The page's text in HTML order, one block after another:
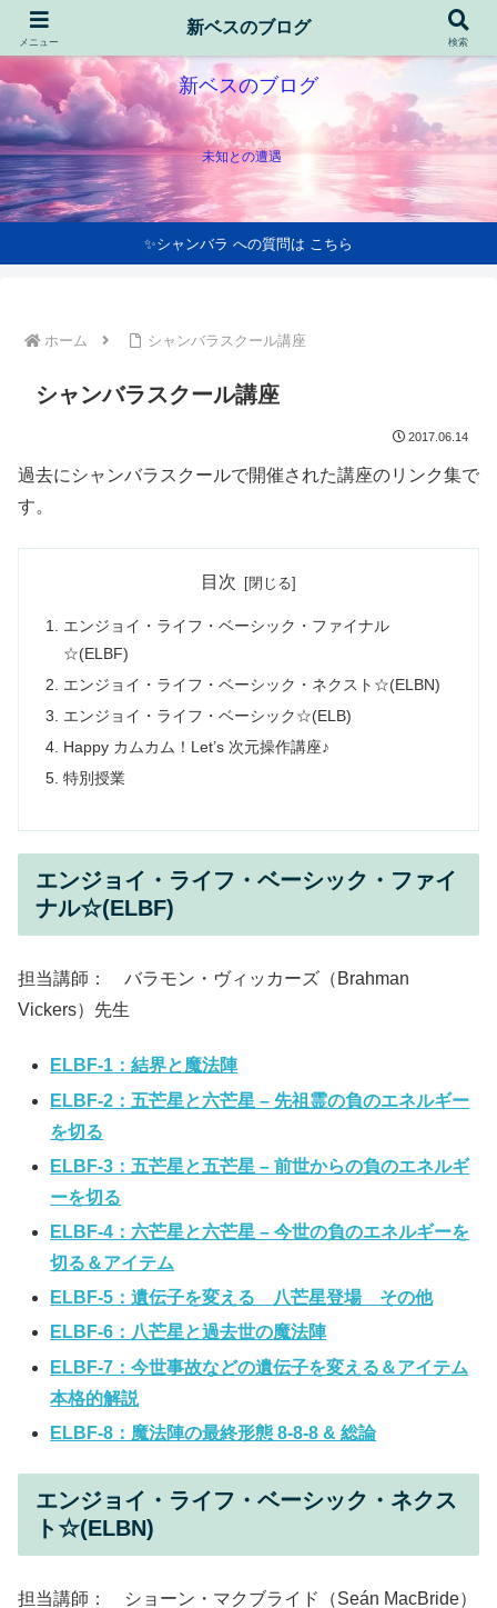
新ベスのブログ
未知との遭遇
✨シャンバラ への質問は こちら
ホーム シャンバラスクール講座
シャンバラスクール講座
2017.06.14
過去にシャンバラスクールで開催された講座のリンク集で
す。
目次
エンジョイ・ライフ・ベーシック・ファイナル
☆(ELBF)
エンジョイ・ライフ・ベーシック・ネクスト☆(ELBN)
エンジョイ・ライフ・ベーシック☆(ELB)
Happy カムカム！Let’s 次元操作講座♪
特別授業
エンジョイ・ライフ・ベーシック・ファイ
ナル☆(ELBF)
担当講師： バラモン・ヴィッカーズ（Brahman
Vickers）先生
ELBF-1：結界と魔法陣
ELBF-2：五芒星と六芒星 – 先祖霊の負のエネルギー
を切る
ELBF-3：五芒星と五芒星 – 前世からの負のエネルギ
ーを切る
ELBF-4：六芒星と六芒星 – 今世の負のエネルギーを
切る＆アイテム
ELBF-5：遺伝子を変える 八芒星登場 その他
ELBF-6：八芒星と過去世の魔法陣
ELBF-7：今世事故などの遺伝子を変える＆アイテム
本格的解説
ELBF-8：魔法陣の最終形態 8-8-8 & 総論
エンジョイ・ライフ・ベーシック・ネクス
ト☆(ELBN)
担当講師： ショーン・マクブライド（Seán MacBride）
メニュー
新ベスのブログ
検索